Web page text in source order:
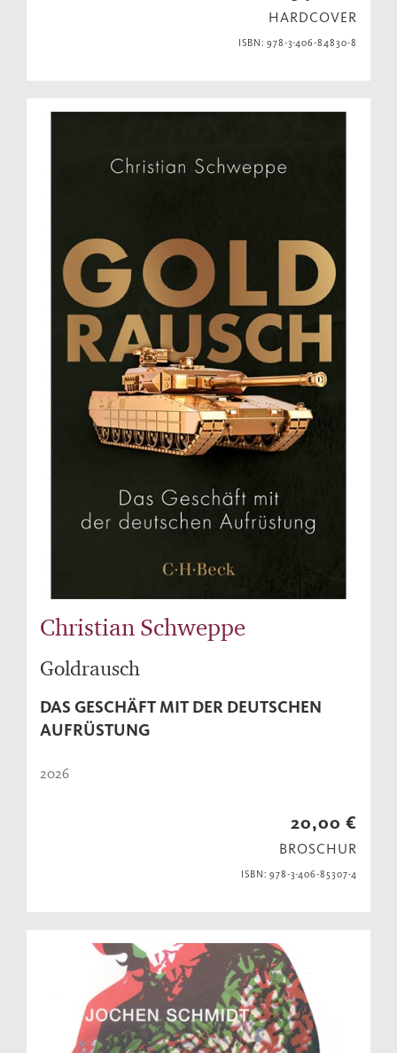
HARDCOVER
ISBN: 978-3-406-84830-8
Christian Schweppe
Goldrausch
DAS GESCHÄFT MIT DER DEUTSCHEN
AUFRÜSTUNG
2026
20,00 €
BROSCHUR
ISBN: 978-3-406-85307-4